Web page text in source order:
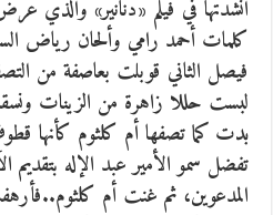
كلمات أحمد رامي وألحان رياض
فيصل الثاني قوبلت بعاصفة من
لبست حللا زاهرة من الزينات
بدت كما تصفها أم كلثوم كأنها
تفضل سمو الأمير عبد الإله بتقديم
المدعوين، ثم غنت أم